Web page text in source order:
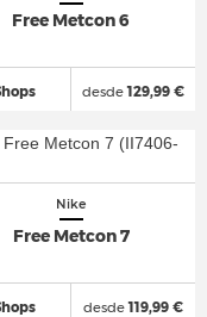
Free Metcon 6
desde129,99 €
Nike
Free Metcon 7
desde119,99 €